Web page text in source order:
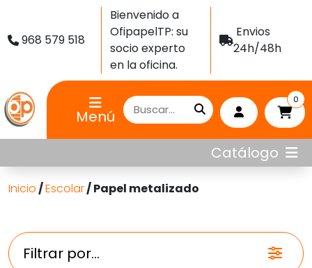
968 579 518
Bienvenido a
OfipapelTP: su
socio experto
en la oficina.
Envios
24h/48h
Menú
0
Catálogo
Inicio/Escolar/ Papel metalizado
Filtrar por...